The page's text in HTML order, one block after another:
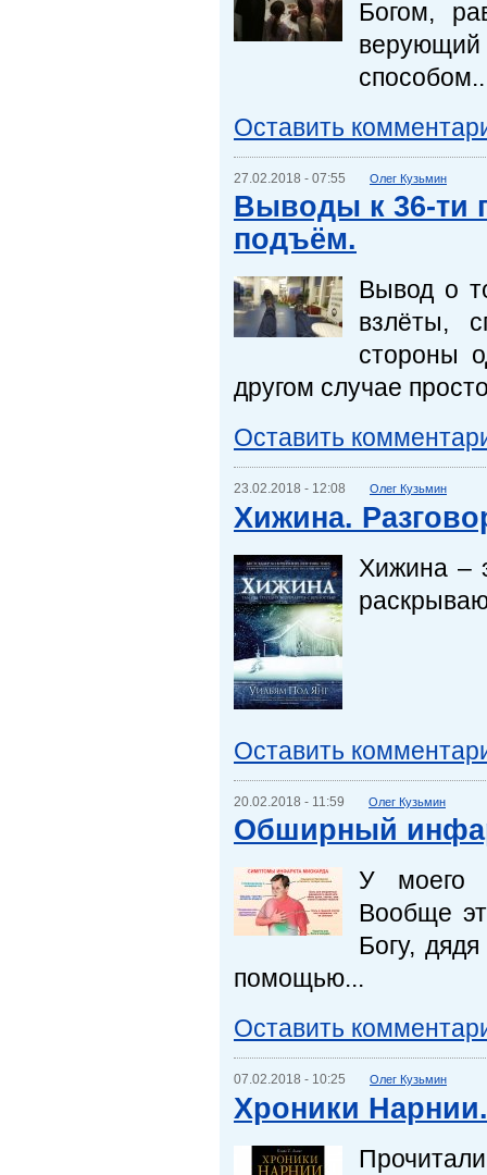
Богом,
верующий
Оставить
27.02.2018 - 07:55 Олег Кузьмин
Выводы к 36-ти
подъём.
Вывод о
взлёты,
стороны
другом случае
Оставить
23.02.2018 - 12:08 Олег Кузьмин
Хижина.
Хижина –
Оставить
20.02.2018 - 11:59 Олег Кузьмин
Обширный
У моего
Вообще
Богу,
помощью...
Оставить
07.02.2018 - 10:25 Олег Кузьмин
Хроники